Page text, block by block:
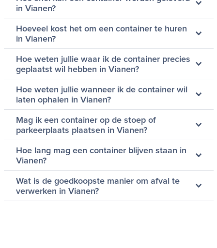
in Vianen?
Hoeveel kost het om een container te huren
in Vianen?
Hoe weten jullie waar ik de container precies
geplaatst wil hebben in Vianen?
Hoe weten jullie wanneer ik de container wil
laten ophalen in Vianen?
Mag ik een container op de stoep of
parkeerplaats plaatsen in Vianen?
Hoe lang mag een container blijven staan in
Vianen?
Wat is de goedkoopste manier om afval te
verwerken in Vianen?